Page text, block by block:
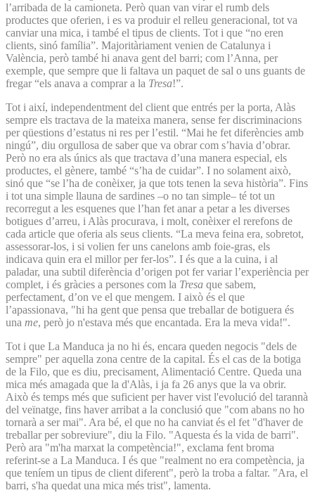
l’arribada de la camioneta. Però quan van virar el rumb dels
productes que oferien, i es va produir el relleu generacional, tot va
canviar una mica, i també el tipus de clients. Tot i que “no eren
clients, sinó família”. Majoritàriament venien de Catalunya i
València, però també hi anava gent del barri; com l’Anna, per
exemple, que sempre que li faltava un paquet de sal o uns guants de
fregar “els anava a comprar a la Tresa!”.
Tot i així, independentment del client que entrés per la porta, Alàs
sempre els tractava de la mateixa manera, sense fer discriminacions
per qüestions d’estatus ni res per l’estil. “Mai he fet diferències amb
ningú”, diu orgullosa de saber que va obrar com s’havia d’obrar.
Però no era als únics als que tractava d’una manera especial, els
productes, el gènere, també “s’ha de cuidar”. I no solament això,
sinó que “se l’ha de conèixer, ja que tots tenen la seva història”. Fins
i tot una simple llauna de sardines –o no tan simple– té tot un
recorregut a les esquenes que l’han fet anar a petar a les diverses
botigues d’arreu, i Alàs procurava, i molt, conèixer el rerefons de
cada article que oferia als seus clients. “La meva feina era, sobretot,
assessorar-los, i si volien fer uns canelons amb foie-gras, els
indicava quin era el millor per fer-los”. I és que a la cuina, i al
paladar, una subtil diferència d’origen pot fer variar l’experiència per
complet, i és gràcies a persones com la Tresa que sabem,
perfectament, d’on ve el que mengem. I això és el que
l’apassionava, "hi ha gent que pensa que treballar de botiguera és
una me, però jo n'estava més que encantada. Era la meva vida!".
Tot i que La Manduca ja no hi és, encara queden negocis "dels de
sempre" per aquella zona centre de la capital. És el cas de la botiga
de la Filo, que es diu, precisament, Alimentació Centre. Queda una
mica més amagada que la d'Alàs, i ja fa 26 anys que la va obrir.
Això és temps més que suficient per haver vist l'evolució del tarannà
del veïnatge, fins haver arribat a la conclusió que "com abans no ho
tornarà a ser mai". Ara bé, el que no ha canviat és el fet "d'haver de
treballar per sobreviure", diu la Filo. "Aquesta és la vida de barri".
Però ara "m'ha marxat la competència!", exclama fent broma
referint-se a La Manduca. I és que "realment no era competència, ja
que teníem un tipus de client diferent", però la troba a faltar. "Ara, el
barri, s'ha quedat una mica més trist", lamenta.